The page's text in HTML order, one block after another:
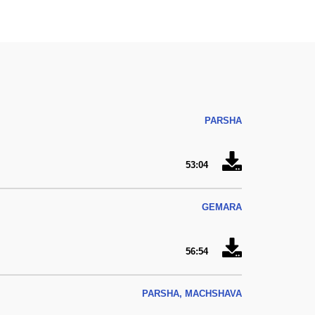
PARSHA
53:04
GEMARA
56:54
PARSHA, MACHSHAVA